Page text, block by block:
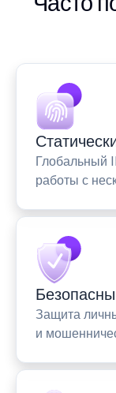
Глобальный
работы с
Защита
и